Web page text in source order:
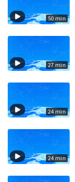
50 min
27 min
24 min
24 min